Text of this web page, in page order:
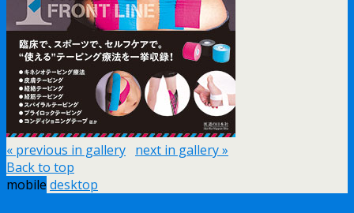
« previous in gallery next in gallery »
Back to top
mobile desktop